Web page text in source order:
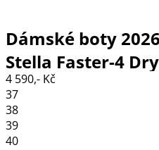
Dámské boty
Stella Faster-4
4 590,- Kč
37
38
39
40